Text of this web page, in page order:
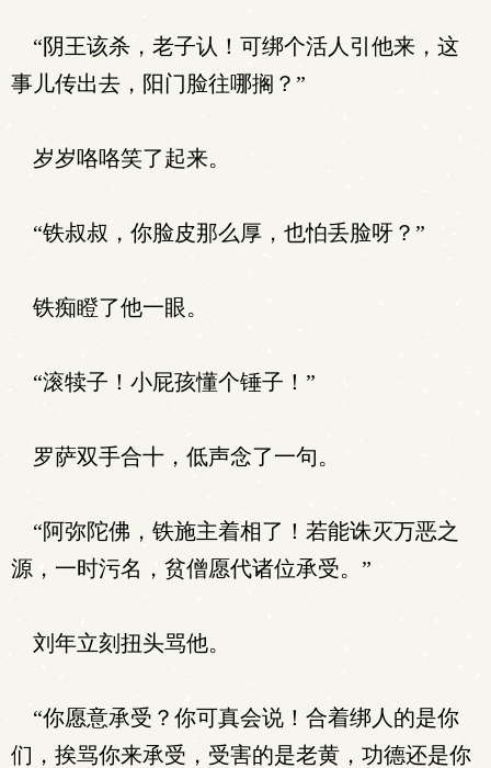
“阴王该杀，老子认！可绑个活人引他来，这
事儿传出去，阳门脸往哪搁？”
岁岁咯咯笑了起来。
“铁叔叔，你脸皮那么厚，也怕丢脸呀？”
铁痴瞪了他一眼。
“滚犊子！小屁孩懂个锤子！”
罗萨双手合十，低声念了一句。
“阿弥陀佛，铁施主着相了！若能诛灭万恶之
源，一时污名，贫僧愿代诸位承受。”
刘年立刻扭头骂他。
“你愿意承受？你可真会说！合着绑人的是你
们，挨骂你来承受，受害的是老黄，功德还是你